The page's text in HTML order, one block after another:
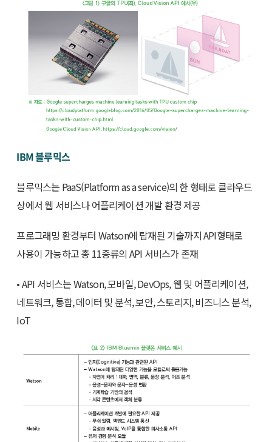
IBM 블루믹스
블루믹스는 PaaS(Platform as a service)의 한 형태로 클라우드
상에서 웹 서비스나 어플리케이션 개발 환경 제공
프로그래밍 환경부터 Watson에 탑재된 기술까지 API형태로
사용이 가능하고 총 11종류의 API 서비스가 존재
• API 서비스는 Watson, 모바일, DevOps, 웹 및 어플리케이션,
네트워크, 통합, 데이터 및 분석, 보안, 스토리지, 비즈니스 분석,
IoT